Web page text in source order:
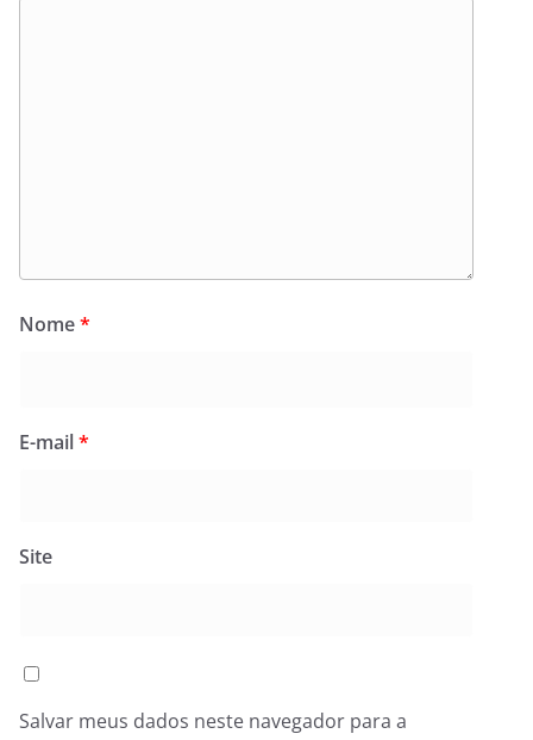
Nome*
E-mail*
Site
Salvar meus dados neste navegador para a